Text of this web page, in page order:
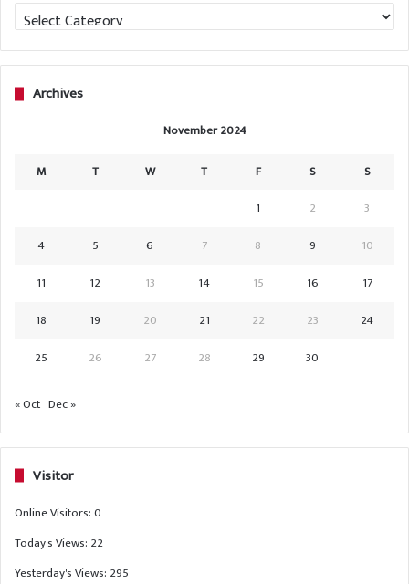
Categories
Archives
November 2024
M T W T F S
S
1
2
3
4
5 6 7 8 9
10
11
12 13 14 15 16
17
18
19 20 21 22 23
24
25
26 27 28 29 30
« Oct Dec »
Visitor
Online Visitors:0
Today's Views: 22
Yesterday's Views: 295